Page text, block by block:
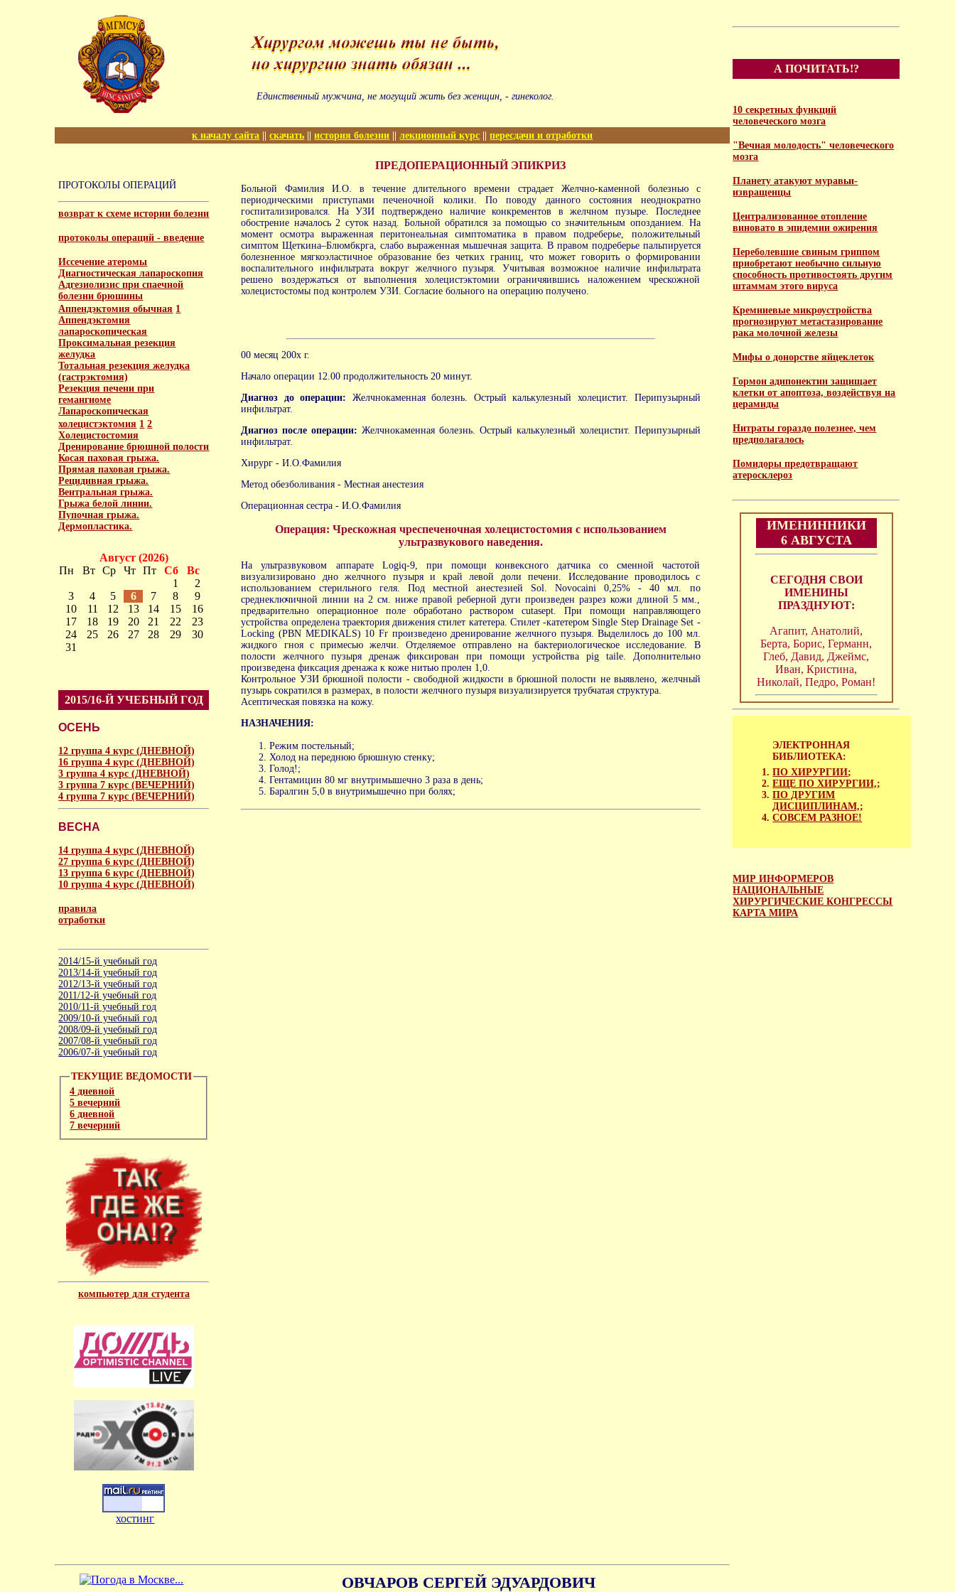
Единственный мужчина, не могущий жить без женщин, - гинеколог.
к началу сайта ||скачать ||история болезни ||лекционный курс ||пересдачи и отработки
ПРОТОКОЛЫ ОПЕРАЦИЙ
возврат к схеме истории болезни
протоколы операций - введение
Иссечение атеромы
Диагностическая лапароскопия
Адгезиолизис при спаечной
болезни брюшины
Аппендэктомия обычная 1
Аппендэктомия
лапароскопическая
Проксимальная резекция
желудка
Тотальная резекция желудка
(гастрэктомия)
Резекция печени при
гемангиоме
Лапароскопическая
холецистэктомия 1 2
Холецистостомия
Дренирование брюшной полости
Косая паховая грыжа.
Прямая паховая грыжа.
Рецидивная грыжа.
Вентральная грыжа.
Грыжа белой линии.
Пупочная грыжа.
Дермопластика.
Август (2026)
Пн
Вт Ср Чт Пт Сб
Вс
1
2
3
4 5 6 7 8
9
10
11 12 13 14 15
16
17
18 19 20 21 22
23
24
25 26 27 28 29
30
31
2015/16-Й УЧЕБНЫЙ ГОД
ОСЕНЬ
12 группа 4 курс (ДНЕВНОЙ)
16 группа 4 курс (ДНЕВНОЙ)
3 группа 4 курс (ДНЕВНОЙ)
3 группа 7 курс (ВЕЧЕРНИЙ)
4 группа 7 курс (ВЕЧЕРНИЙ)
ВЕСНА
14 группа 4 курс (ДНЕВНОЙ)
27 группа 6 курс (ДНЕВНОЙ)
13 группа 6 курс (ДНЕВНОЙ)
10 группа 4 курс (ДНЕВНОЙ)
правила
отработки
2014/15-й учебный год
2013/14-й учебный год
2012/13-й учебный год
2011/12-й учебный год
2010/11-й учебный год
2009/10-й учебный год
2008/09-й учебный год
2007/08-й учебный год
2006/07-й учебный год
ТЕКУЩИЕ ВЕДОМОСТИ
4 дневной
5 вечерний
6 дневной
7 вечерний
компьютер для студента
хостинг
ПРЕДОПЕРАЦИОННЫЙ ЭПИКРИЗ
Больной Фамилия И.О. в течение длительного времени страдает Желчно-каменной болезнью с
периодическими приступами печеночной колики. По поводу данного состояния неоднократно
госпитализировался. На УЗИ подтверждено наличие конкрементов в желчном пузыре. Последнее
обострение началось 2 суток назад. Больной обратился за помощью со значительным опозданием. На
момент осмотра выраженная перитонеальная симптоматика в правом подреберье, положительный
симптом Щеткина–Блюмбкрга, слабо выраженная мышечная защита. В правом подреберье пальпируется
болезненное мягкоэластичное образование без четких границ, что может говорить о формировании
воспалительного инфильтрата вокруг желчного пузыря. Учитывая возможное наличие инфильтрата
решено воздержаться от выполнения холецистэктомии ограничяившись наложением чрескожной
холецистостомы под контролем УЗИ. Согласие больного на операцию получено.
00 месяц 200х г.
Начало операции 12.00 продолжительность 20 минут.
Диагноз до операции: Желчнокаменная болезнь. Острый калькулезный холецистит. Перипузырный
инфильтрат.
Диагноз после операции: Желчнокаменная болезнь. Острый калькулезный холецистит. Перипузырный
инфильтрат.
Хирург - И.О.Фамилия
Метод обезболивания - Местная анестезия
Операционная сестра - И.О.Фамилия
Операция: Чрескожная чреспеченочная холецистостомия с использованием
ультразвукового наведения.
На ультразвуковом аппарате Logiq-9, при помощи конвексного датчика со сменной частотой
визуализировано дно желчного пузыря и край левой доли печени. Исследование проводилось с
использованием стерильного геля. Под местной анестезией Sol. Novocaini 0,25% - 40 мл. по
среднеключичной линии на 2 см. ниже правой реберной дуги произведен разрез кожи длиной 5 мм.,
предварительно операционное поле обработано раствором cutasept. При помощи направляющего
устройства определена траектория движения стилет катетера. Стилет -катетером Single Step Drainage Set -
Locking (PBN MEDIKALS) 10 Fr произведено дренирование желчного пузыря. Выделилось до 100 мл.
жидкого гноя с примесью желчи. Отделяемое отправлено на бактериологическое исследование. В
полости желчного пузыря дренаж фиксирован при помощи устройства pig taile. Дополнительно
произведена фиксация дренажа к коже нитью пролен 1,0.
Контрольное УЗИ брюшной полости - свободной жидкости в брюшной полости не выявлено, желчный
пузырь сократился в размерах, в полости желчного пузыря визуализируется трубчатая структура.
Асептическая повязка на кожу.
НАЗНАЧЕНИЯ:
Режим постельный;
Холод на переднюю брюшную стенку;
Голод!;
Гентамицин 80 мг внутримышечно 3 раза в день;
Баралгин 5,0 в внутримышечно при болях;
ОВЧАРОВ СЕРГЕЙ ЭДУАРДОВИЧ
А ПОЧИТАТЬ!?
10 секретных функций
человеческого мозга
"Вечная молодость" человеческого
мозга
Планету атакуют муравьи-
извращенцы
Централизованное отопление
виновато в эпидемии ожирения
Переболевшие свиным гриппом
приобретают необычно сильную
способность противостоять другим
штаммам этого вируса
Кремниевые микроустройства
прогнозируют метастазирование
рака молочной железы
Мифы о донорстве яйцеклеток
Гормон адипонектин защищает
клетки от апоптоза, воздействуя на
церамиды
Нитраты гораздо полезнее, чем
предполагалось
Помидоры предотвращают
атеросклероз
ИМЕНИННИКИ
6 АВГУСТА
СЕГОДНЯ СВОИ
ИМЕНИНЫ
ПРАЗДНУЮТ:
Агапит, Анатолий,
Берта, Борис, Германн,
Глеб, Давид, Джеймс,
Иван, Кристина,
Николай, Педро, Роман!
ЭЛЕКТРОННАЯ
БИБЛИОТЕКА:
ПО ХИРУРГИИ;
ЕЩЕ ПО ХИРУРГИИ,;
ПО ДРУГИМ
ДИСЦИПЛИНАМ,;
СОВСЕМ РАЗНОЕ!
МИР ИНФОРМЕРОВ
НАЦИОНАЛЬНЫЕ
ХИРУРГИЧЕСКИЕ КОНГРЕССЫ
КАРТА МИРА